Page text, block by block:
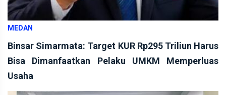
MEDAN
Binsar Simarmata: Target KUR Rp295 Triliun Harus
Bisa Dimanfaatkan Pelaku UMKM Memperluas
Usaha